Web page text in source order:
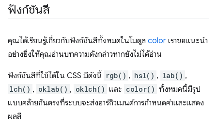
ฟังก์ชันสี
คุณได้เรียนรู้เกี่ยวกับฟังก์ชันสีทั้งหมดในโมดูล color เราขอแนะนํา
อย่างยิ่งให้คุณอ่านบทความดังกล่าวหากยังไม่ได้อ่าน
ฟังก์ชันสีที่ใช้ได้ใน CSS มีดังนี้ rgb() , hsl() , lab() ,
lch() , oklab() , oklch() และ color() ทั้งหมดนี้มีรูป
แบบคล้ายกันตรงที่ระบบจะส่งอาร์กิวเมนต์การกําหนดค่าและแสดง
ผลสี